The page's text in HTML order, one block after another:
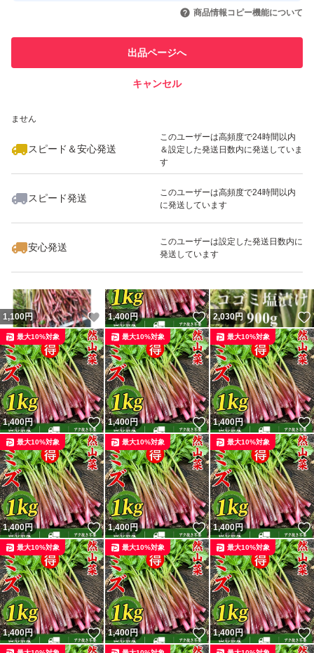
引を完了させた実績があります
での取引実績があります
ません
スピード＆安心発送
このユーザーは高頻度で24時間以内
＆設定した発送日数内に発送していま
す
スピード発送
このユーザーは高頻度で24時間以内
に発送しています
安心発送
このユーザーは設定した発送日数内に
発送しています
商品情報コピー機能について
出品ページへ
キャンセル
いいね！
1,100
1,100円 いいね！
1,400円 いいね！
2,030円
1,400円 いいね！
最大10%対象
1,400円 いいね！
最大10%対象
1,400円
最大10%対象
1,400円 いいね！
最大10%対象
1,400円 いいね！
最大10%対象
1,400円
最大10%対象
1,400円 いいね！
最大10%対象
1,400円 いいね！
最大10%対象
1,400円
最大10%対象